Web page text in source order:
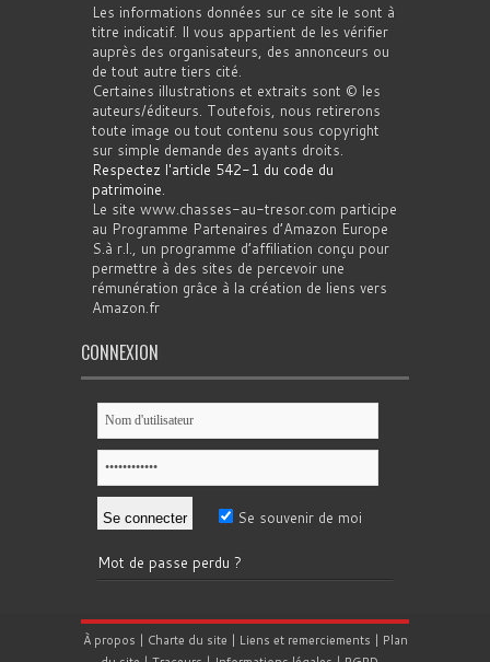
Les informations données sur ce site le sont à
titre indicatif. Il vous appartient de les vérifier
auprès des organisateurs, des annonceurs ou
de tout autre tiers cité.
Certaines illustrations et extraits sont © les
auteurs/éditeurs. Toutefois, nous retirerons
toute image ou tout contenu sous copyright
sur simple demande des ayants droits.
Respectez l'article 542-1 du code du
patrimoine
Le site www.chasses-au-tresor.com participe
au Programme Partenaires d’Amazon Europe
S.à r.l., un programme d’affiliation conçu pour
permettre à des sites de percevoir une
rémunération grâce à la création de liens vers
Amazon.fr
CONNEXION
Se souvenir de moi
Mot de passe perdu ?
À propos | Charte du site | Liens et remerciements | Plan